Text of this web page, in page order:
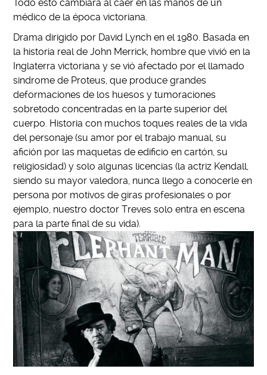
Todo esto cambiará al caer en las manos de un
médico de la época victoriana.
Drama dirigido por David Lynch en el 1980. Basada en
la historia real de John Merrick, hombre que vivió en la
Inglaterra victoriana y se vió afectado por el llamado
sindrome de Proteus, que produce grandes
deformaciones de los huesos y tumoraciones
sobretodo concentradas en la parte superior del
cuerpo. Historia con muchos toques reales de la vida
del personaje (su amor por el trabajo manual, su
afición por las maquetas de edificio en cartón, su
religiosidad) y solo algunas licencias (la actriz Kendall,
siendo su mayor valedora, nunca llego a conocerle en
persona por motivos de giras profesionales o por
ejemplo, nuestro doctor Treves solo entra en escena
para la parte final de su vida).